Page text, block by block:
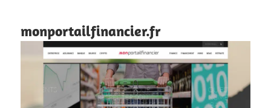
monportailfinancier.fr